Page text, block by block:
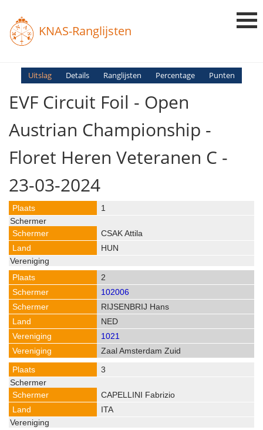
KNAS-Ranglijsten
Login
Uitslag Details Ranglijsten Percentage Punten
EVF Circuit Foil - Open
Austrian Championship -
Floret Heren Veteranen C -
23-03-2024
1
CSAK Attila
HUN
2
102006
RIJSENBRIJ Hans
NED
1021
Zaal Amsterdam Zuid
3
CAPELLINI Fabrizio
ITA